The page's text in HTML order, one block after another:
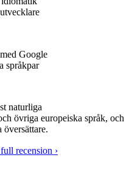
Google
språkpar
naturliga
övriga europeiska språk, och
översättare.
recension ›